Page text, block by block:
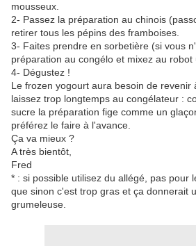
mousseux.
2- Passez la préparation au chinois
retirer tous les pépins des framboises.
3- Faites prendre en sorbetière (si vous
préparation au congélo et mixez au robot
4- Dégustez !
Le frozen yogourt aura besoin de revenir
laissez trop longtemps au congélateur :
sucre la préparation fige comme un
préférez le faire à l'avance.
Ça va mieux ?
A très bientôt,
Fred
* : si possible utilisez du allégé, pas pour
que sinon c'est trop gras et ça donnerait
grumeleuse.